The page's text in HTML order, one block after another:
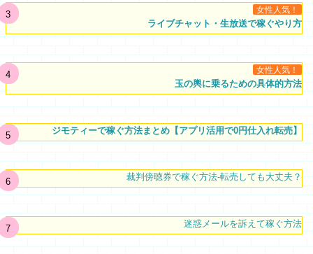
女性人気！
ライブチャット・生放送で稼ぐやり方
女性人気！
玉の輿に乗るための具体的方法
ジモティーで稼ぐ方法まとめ【アプリ活用で0円仕入れ転売】
裁判傍聴券で稼ぐ方法-転売しても大丈夫？
迷惑メールを訴えて稼ぐ方法